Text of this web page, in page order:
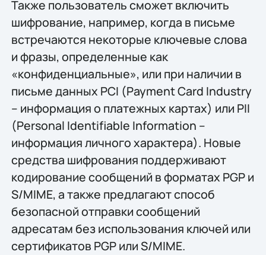
Также пользователь сможет включить
шифрование, например, когда в письме
встречаются некоторые ключевые слова
и фразы, определенные как
«конфиденциальные», или при наличии в
письме данных PCI (Payment Card Industry
– информация о платежных картах) или PII
(Personal Identifiable Information –
информация личного характера). Новые
средства шифрования поддерживают
кодирование сообщений в форматах PGP и
S/MIME, а также предлагают способ
безопасной отправки сообщений
адресатам без использования ключей или
сертификатов PGP или S/MIME.